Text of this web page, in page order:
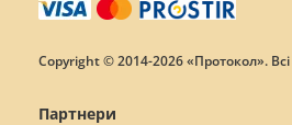
Copyright © 2014-2026 «Протокол».
Партнери